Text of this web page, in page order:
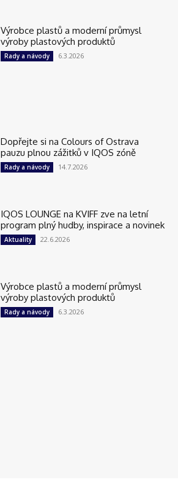
Výrobce plastů a moderní průmysl
výroby plastových produktů
Rady a návody 6.3.2026
Dopřejte si na Colours of Ostrava
pauzu plnou zážitků v IQOS zóně
Rady a návody 14.7.2026
IQOS LOUNGE na KVIFF zve na letní
program plný hudby, inspirace a novinek
Aktuality 22.6.2026
Výrobce plastů a moderní průmysl
výroby plastových produktů
Rady a návody 6.3.2026